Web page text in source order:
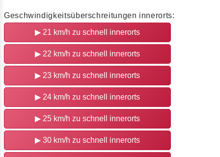
Geschwindigkeitsüberschreitungen innerorts:
▶ 21 km/h zu schnell innerorts
▶ 22 km/h zu schnell innerorts
▶ 23 km/h zu schnell innerorts
▶ 24 km/h zu schnell innerorts
▶ 25 km/h zu schnell innerorts
▶ 30 km/h zu schnell innerorts